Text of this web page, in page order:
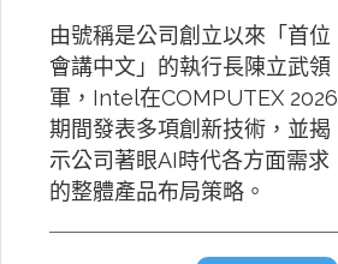
由號稱是公司創立以來「首位
會講中文」的執行長陳立武領
軍，Intel在COMPUTEX 2026
期間發表多項創新技術，並揭
示公司著眼AI時代各方面需求
的整體產品布局策略。